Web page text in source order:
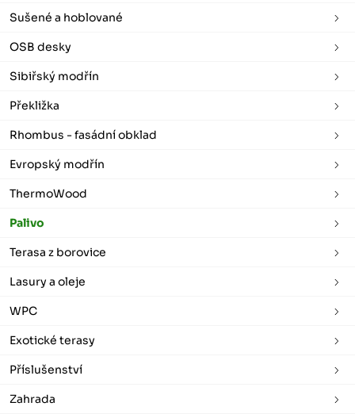
Sušené a hoblované
OSB desky
Sibiřský modřín
Překližka
Rhombus - fasádní obklad
Evropský modřín
ThermoWood
Palivo
Terasa z borovice
Lasury a oleje
WPC
Exotické terasy
Příslušenství
Zahrada